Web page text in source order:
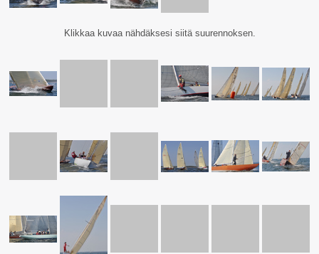
Klikkaa kuvaa nähdäksesi siitä suurennoksen.